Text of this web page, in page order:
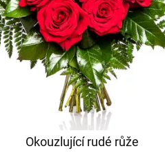
Okouzlující rudé růže